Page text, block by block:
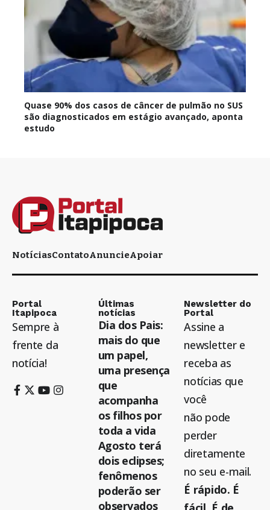
Quase 90% dos casos de câncer de pulmão no SUS
são diagnosticados em estágio avançado, aponta
estudo
NotíciasContatoAnuncieApoiar
Portal
Itapipoca
Sempre à
frente da
notícia!
Últimas
notícias
Dia dos Pais:
mais do que
um papel,
uma presença
que
acompanha
os filhos por
toda a vida
Agosto terá
dois eclipses;
fenômenos
poderão ser
observados
Newsletter do
Portal
Assine a
newsletter e
receba as
notícias que
você
não pode
perder
diretamente
no seu e-mail.
É rápido. É